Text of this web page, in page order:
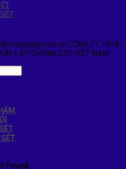
CÔNG TY TNHH
LẮP CHỐNG SÉT VIỆT NAM
Found